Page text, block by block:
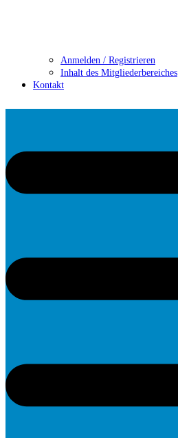
Anmelden / Registrieren
Inhalt des Mitgliederbereiches
Kontakt